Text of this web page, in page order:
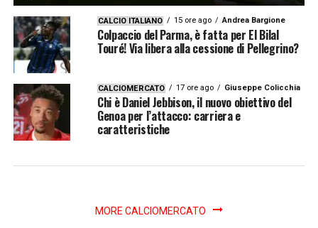
CALCIO ITALIANO 15 ore ago Andrea Bargione
Colpaccio del Parma, è fatta per El Bilal
Touré! Via libera alla cessione di Pellegrino?
CALCIOMERCATO 17 ore ago Giuseppe Colicchia
Chi è Daniel Jebbison, il nuovo obiettivo del
Genoa per l’attacco: carriera e
caratteristiche
MORE CALCIOMERCATO